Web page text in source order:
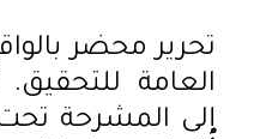
تحرير محضر
العامة
إلى المشرحة تحت